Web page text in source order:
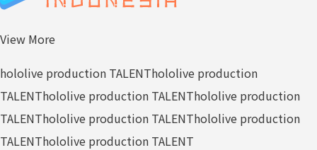
View More
hololive production TALENThololive production
TALENThololive production TALENThololive production
TALENThololive production TALENThololive production
TALENThololive production TALENT